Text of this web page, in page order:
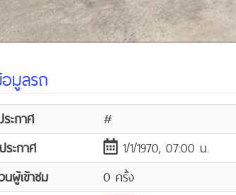
มูลรถ
ะกาศ
#
ระกาศ
1/1/1970, 07:00 น.
นผู้เข้าชม
0 ครั้ง